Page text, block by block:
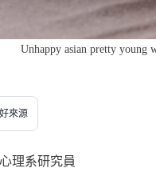
Unhappy asian pretty young
來源
理系研究員